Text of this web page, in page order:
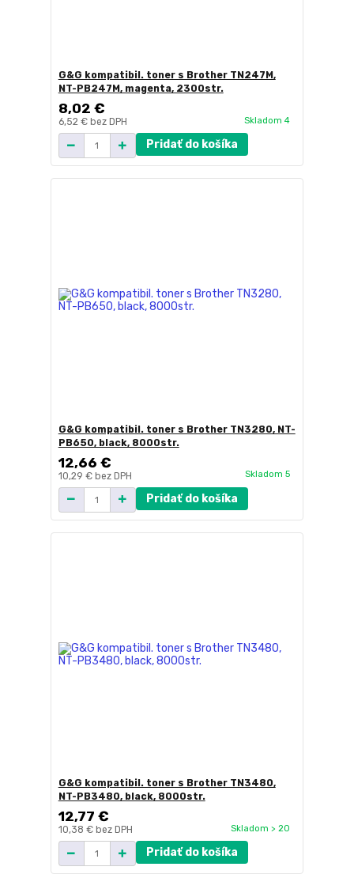
G&G kompatibil. toner s Brother TN247M,
NT-PB247M, magenta, 2300str.
8,02 €
6,52 € bez DPH Skladom 4
Pridať do košíka
G&G kompatibil. toner s Brother TN3280, NT-
PB650, black, 8000str.
12,66 €
10,29 € bez DPH Skladom 5
Pridať do košíka
G&G kompatibil. toner s Brother TN3480,
NT-PB3480, black, 8000str.
12,77 €
10,38 € bez DPH Skladom > 20
Pridať do košíka